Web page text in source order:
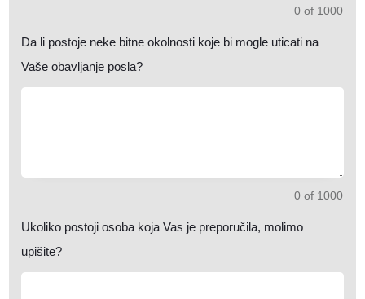
0 of 1000
Da li postoje neke bitne okolnosti koje bi mogle uticati na
Vaše obavljanje posla?
0 of 1000
Ukoliko postoji osoba koja Vas je preporučila, molimo
upišite?